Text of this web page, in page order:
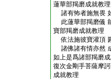
蓮華部羯磨成就教理
諸有怖者施無畏
此蓮華部羯磨儀
寶部羯磨成就教理
依法施彼寶灌頂
諸佛諸有情亦然
如上是爲諸部羯磨
復次金剛手菩薩摩
成就教理